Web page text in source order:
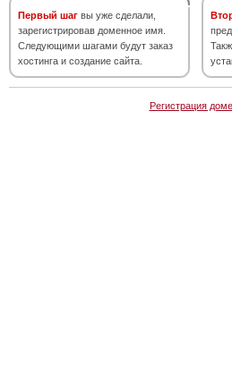
Первый шаг вы уже сделали,
зарегистрировав доменное имя.
Следующими шагами будут заказ
хостинга и создание сайта.
Регистрация